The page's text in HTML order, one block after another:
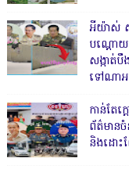
អីយ៉ាស់
បណ្ដោយ
សង្កាត់
ទៅណាអ
កាន់តែក្
ព័ត៌មាន
និងដោះ